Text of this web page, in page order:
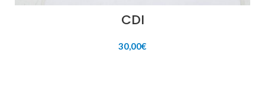
CDI
30,00€